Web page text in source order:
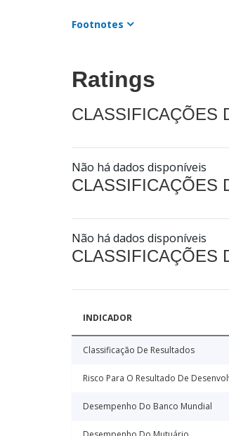
Footnotes
Ratings
CLASSIFICAÇÕES
Não há dados disponíveis
CLASSIFICAÇÕES
Não há dados disponíveis
CLASSIFICAÇÕES
INDICADOR
Classificação De Resultados
Risco Para O Resultado De
Desempenho Do Banco Mundial